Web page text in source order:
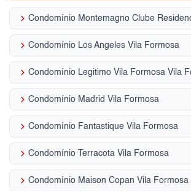
keyboard_arrow_right
keyboard_arrow_right Condomínio Los Angeles Vila Formosa
keyboard_arrow_right Condomínio Legitimo Vila Formosa Vila
keyboard_arrow_right Condomínio Madrid Vila Formosa
keyboard_arrow_right Condomínio Fantastique Vila Formosa
keyboard_arrow_right Condomínio Terracota Vila Formosa
keyboard_arrow_right Condomínio Maison Copan Vila Formosa